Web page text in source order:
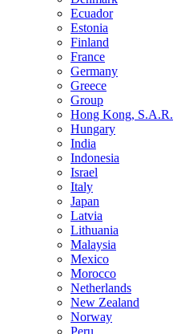
Ecuador
Estonia
Finland
France
Germany
Greece
Group
Hong Kong, S.A.R.
Hungary
India
Indonesia
Israel
Italy
Japan
Latvia
Lithuania
Malaysia
Mexico
Morocco
Netherlands
New Zealand
Norway
Peru